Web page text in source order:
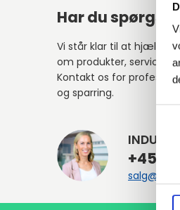
Har du
Vi står klar til at hjælpe
om produkter, service
Kontakt os for
og sparring.
INDURA
+45 97